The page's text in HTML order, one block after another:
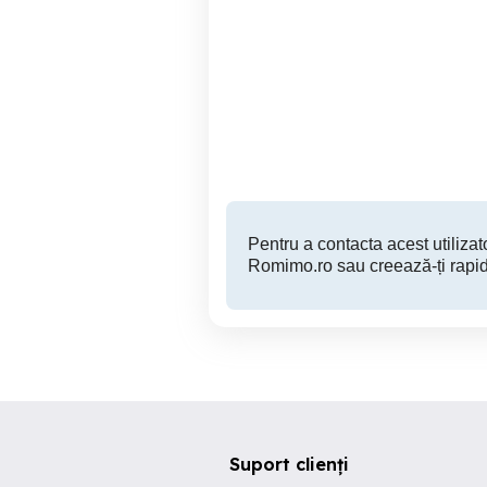
Pentru a contacta acest
Romimo.ro sau creează-ți
Suport clienți